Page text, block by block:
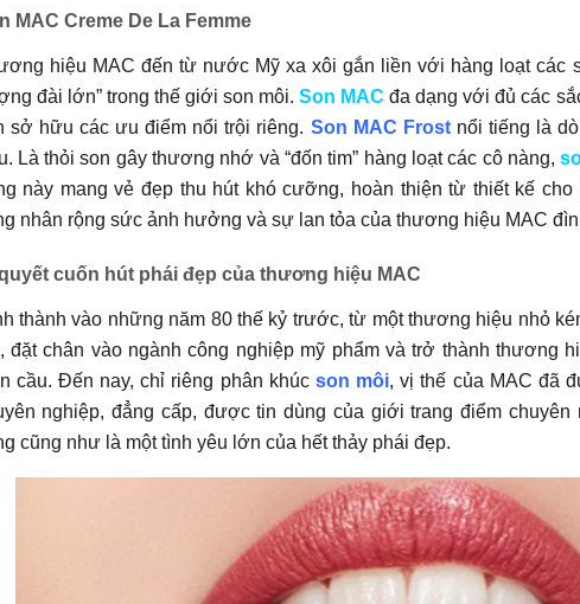
MAC Creme De La Femme
hiệu MAC đến từ nước Mỹ xa xôi gắn liền với hàng loạt các
đài lớn” trong thế giới son môi.Son MAC đa dạng với đủ các
sở hữu các ưu điểm nổi trội riêng. Son MAC Frost nổi tiếng là
Là thỏi son gây thương nhớ và “đốn tim” hàng loạt các cô nàng,
này mang vẻ đẹp thu hút khó cưỡng, hoàn thiện từ thiết kế
nhân rộng sức ảnh hưởng và sự lan tỏa của thương hiệu MAC
cuốn hút phái đẹp của thương hiệu MAC
thành vào những năm 80 thế kỷ trước, từ một thương hiệu nhỏ
đặt chân vào ngành công nghiệp mỹ phẩm và trở thành thương
cầu. Đến nay, chỉ riêng phân khúc son môi, vị thế của MAC đã
nghiệp, đẳng cấp, được tin dùng của giới trang điểm
cũng như là một tình yêu lớn của hết thảy phái đẹp.